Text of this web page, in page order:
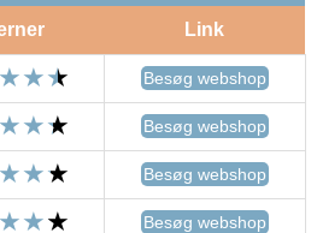
Link
Besøg webshop
Besøg webshop
Besøg webshop
Besøg webshop